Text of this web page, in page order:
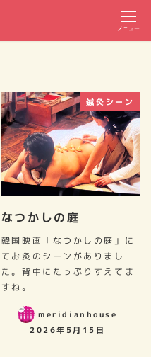
メニュー
鍼灸シーン
なつかしの庭
韓国映画「なつかしの庭」に
てお灸のシーンがありまし
た。背中にたっぷりすえてま
すね。
meridianhouse
2026年5月15日